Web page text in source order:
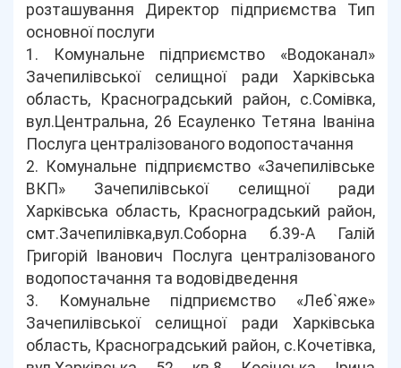
розташування Директор підприємства Тип
основної послуги
1. Комунальне підприємство «Водоканал»
Зачепилівської селищної ради Харківська
область, Красноградський район, с.Сомівка,
вул.Центральна, 26 Есауленко Тетяна Іваніна
Послуга централізованого водопостачання
2. Комунальне підприємство «Зачепилівське
ВКП» Зачепилівської селищної ради
Харківська область, Красноградський район,
смт.Зачепилівка,вул.Соборна б.39-А Галій
Григорій Іванович Послуга централізованого
водопостачання та водовідведення
3. Комунальне підприємство «Леб`яже»
Зачепилівської селищної ради Харківська
область, Красноградський район, с.Кочетівка,